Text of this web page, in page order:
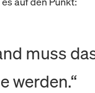
muss
werden.“